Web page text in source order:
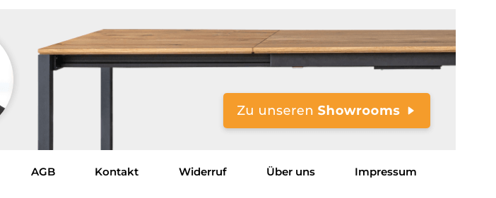
AGB Kontakt Widerruf Über uns Impressum